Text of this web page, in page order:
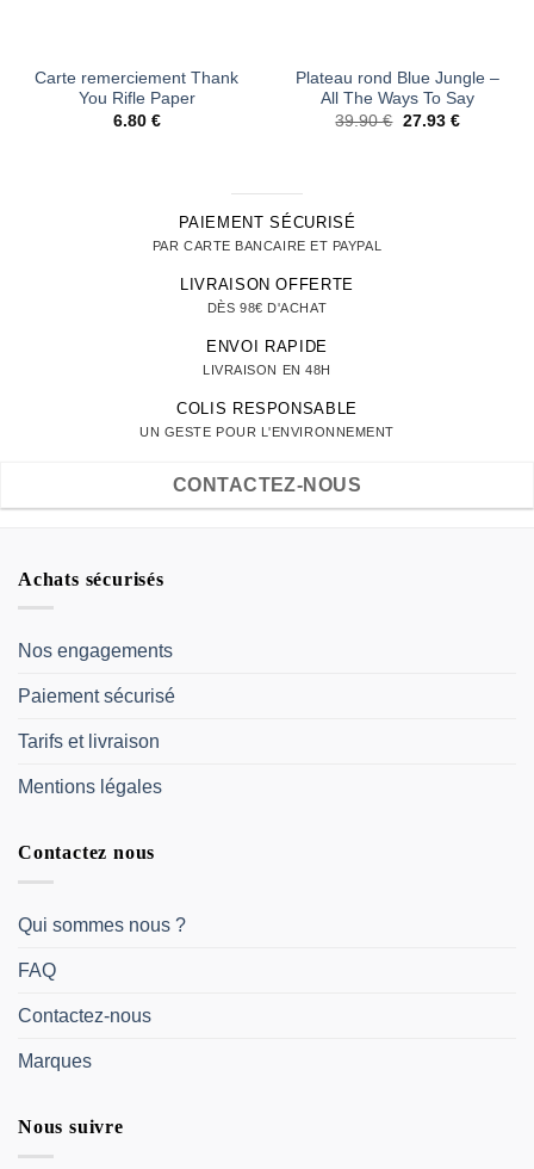
Carte remerciement Thank
You Rifle Paper
6.80 €
Plateau rond Blue Jungle –
All The Ways To Say
39.90€ Le
27.93 €Le
PAIEMENT SÉCURISÉ
PAR CARTE BANCAIRE ET PAYPAL
LIVRAISON OFFERTE
DÈS 98€ D'ACHAT
ENVOI RAPIDE
LIVRAISON EN 48H
COLIS RESPONSABLE
UN GESTE POUR L'ENVIRONNEMENT
CONTACTEZ-NOUS
Achats sécurisés
Nos engagements
Paiement sécurisé
Tarifs et livraison
Mentions légales
Contactez nous
Qui sommes nous ?
FAQ
Contactez-nous
Marques
Nous suivre